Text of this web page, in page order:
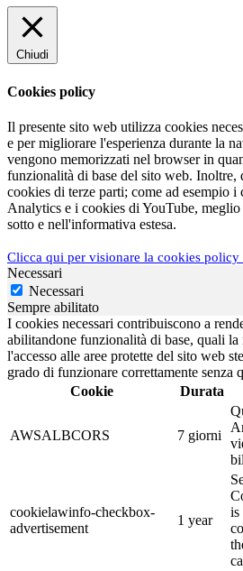
Chiudi
Cookies policy
Il presente sito web utilizza cookies
e per migliorare l'esperienza durante la
vengono memorizzati nel browser in
funzionalità di base del sito web. Inoltre,
cookies di terze parti; come ad esempio
Analytics e i cookies di YouTube,
sotto e nell'informativa estesa.
Clicca qui per visionare la cookies policy
Necessari
Necessari
Sempre abilitato
I cookies necessari contribuiscono a
abilitandone funzionalità di base, quali
l'accesso alle aree protette del sito web
grado di funzionare correttamente senza
Cookie
Durata
AWSALBCORS 7 giorni
cookielawinfo-checkbox-
advertisement
1 year
is